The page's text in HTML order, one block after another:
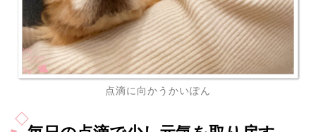
点滴に向かうかいぽん